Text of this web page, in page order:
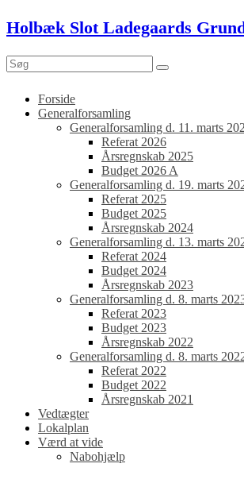
Skip
to
Holbæk Slot Ladegaards
Menu
Forside
Generalforsamling
Generalforsamling d. 11. marts
Referat 2026
Årsregnskab 2025
Budget 2026 A
Generalforsamling d. 19. marts
Referat 2025
Budget 2025
Årsregnskab 2024
Generalforsamling d. 13. marts
Referat 2024
Budget 2024
Årsregnskab 2023
Generalforsamling d. 8. marts
Referat 2023
Budget 2023
Årsregnskab 2022
Generalforsamling d. 8. marts
Referat 2022
Budget 2022
Årsregnskab 2021
Vedtægter
Lokalplan
Værd at vide
Nabohjælp